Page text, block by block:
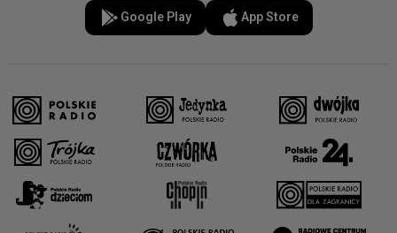
Google Play App Store